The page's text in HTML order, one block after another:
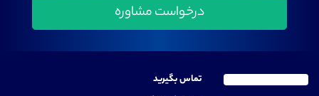
تماس بگیرید